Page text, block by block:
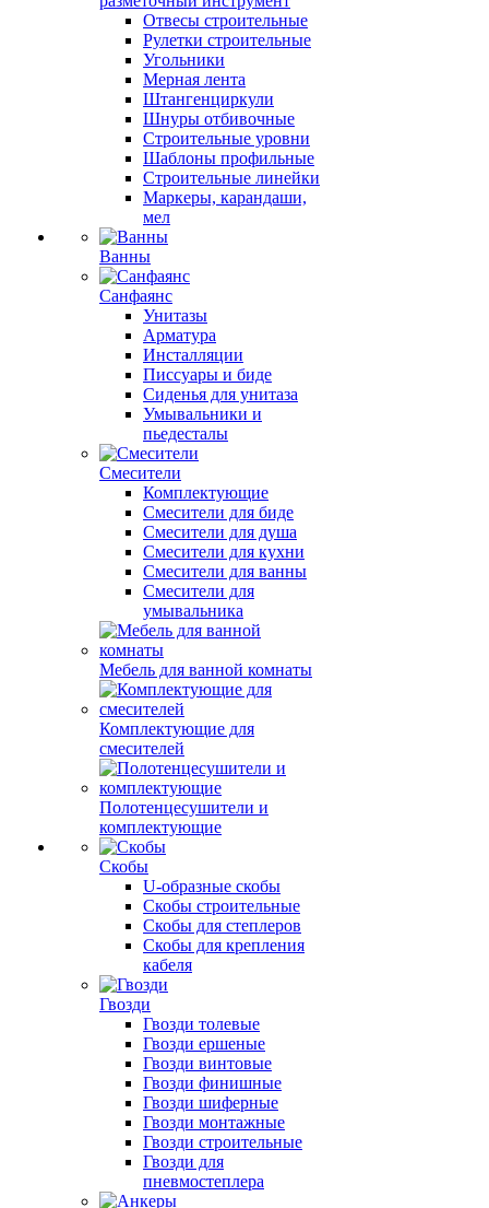
Отвесы строительные
Рулетки строительные
Угольники
Мерная лента
Штангенциркули
Шнуры отбивочные
Строительные уровни
Шаблоны профильные
Строительные линейки
Маркеры, карандаши,
мел
Ванны
Санфаянс
Унитазы
Арматура
Инсталляции
Писсуары и биде
Сиденья для унитаза
Умывальники и
пьедесталы
Смесители
Комплектующие
Смесители для биде
Смесители для душа
Смесители для кухни
Смесители для ванны
Смесители для
умывальника
Мебель для ванной комнаты
Комплектующие для
смесителей
Полотенцесушители и
комплектующие
Скобы
U-образные скобы
Скобы строительные
Скобы для степлеров
Скобы для крепления
кабеля
Гвозди
Гвозди толевые
Гвозди ершеные
Гвозди винтовые
Гвозди финишные
Гвозди шиферные
Гвозди монтажные
Гвозди строительные
Гвозди для
пневмостеплера